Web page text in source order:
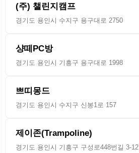
(주) 챌린지캠프
경기도 용인시 수지구 용구대로 2750
샹떼PC방
경기도 용인시 기흥구 용구대로 1998
쁘띠몽드
경기도 용인시 수지구 신봉1로 157
제이존(Trampoline)
경기도 용인시 기흥구 구성로448번길 3-12